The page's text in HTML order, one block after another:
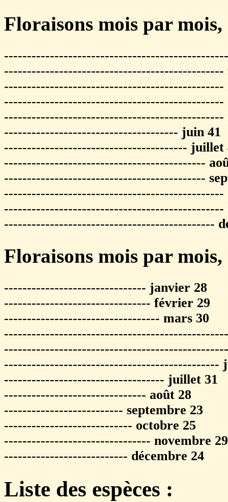
Floraisons mois par mois,
------------------------------------------------
------------------------------------------------
------------------------------------------------
------------------------------------------------
-------------------------------------- juin 41
---------------------------------------- juillet
--------------------------------------------
--------------------------------------------
------------------------------------------------
------------------------------------------------
----------------------------------------------
Floraisons mois par mois,
------------------------------- janvier 28
-------------------------------- février 29
---------------------------------- mars 30
-----------------------------------------------
----------------------------------- juillet 31
------------------------------- août 28
-------------------------- septembre 23
---------------------------- octobre 25
-------------------------------- novembre 29
--------------------------- décembre 24
Liste des espèces :